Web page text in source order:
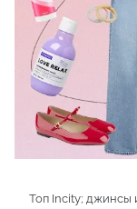
Топ Incity; джинсы